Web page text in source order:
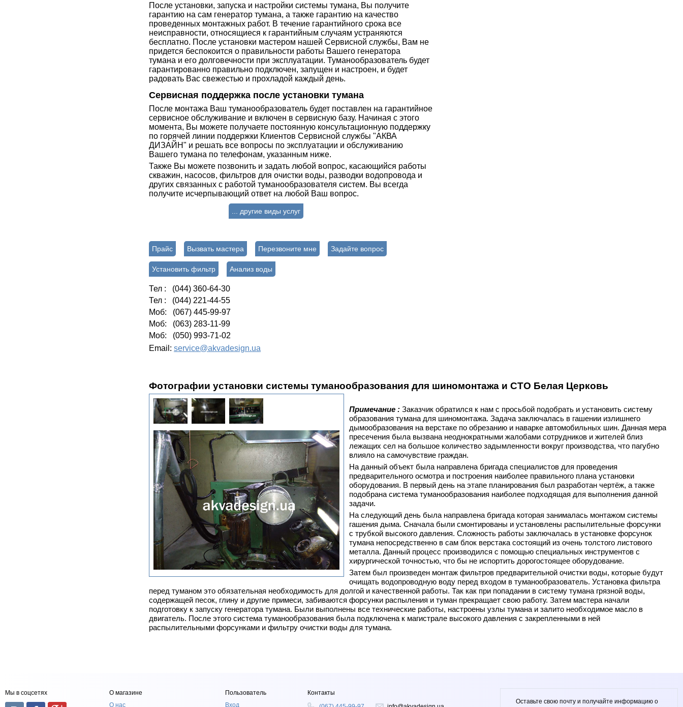
После установки, запуска и настройки системы тумана, Вы получите
гарантию на сам генератор тумана, а также гарантию на качество
проведенных монтажных работ. В течение гарантийного срока все
неисправности, относящиеся к гарантийным случаям устраняются
бесплатно. После установки мастером нашей Сервисной службы, Вам не
придется беспокоится о правильности работы Вашего генератора
тумана и его долговечности при эксплуатации. Туманообразователь будет
гарантированно правильно подключен, запущен и настроен, и будет
радовать Вас свежестью и прохладой каждый день.
Сервисная поддержка после установки тумана
После монтажа Ваш туманообразователь будет поставлен на гарантийное
сервисное обслуживание и включен в сервисную базу. Начиная с этого
момента, Вы можете получаете постоянную консультационную поддержку
по горячей линии поддержки Клиентов Сервисной службы "АКВА
ДИЗАЙН" и решать все вопросы по эксплуатации и обслуживанию
Вашего тумана по телефонам, указанным ниже.
Также Вы можете позвонить и задать любой вопрос, касающийся работы
скважин, насосов, фильтров для очистки воды, разводки водопровода и
других связанных с работой туманообразователя систем. Вы всегда
получите исчерпывающий ответ на любой Ваш вопрос.
... другие виды услуг
Прайс Вызвать мастера Перезвоните мне Задайте вопрос
Установить фильтр Анализ воды
Тел : (044) 360-64-30
Тел : (044) 221-44-55
Моб: (067) 445-99-97
Моб: (063) 283-11-99
Моб: (050) 993-71-02
Email: service@akvadesign.ua
Фотографии установки системы туманообразования для шиномонтажа и СТО Белая Церковь
Примечание :Заказчик обратился к нам с просьбой подобрать и установить систему
образования тумана для шиномонтажа. Задача заключалась в гашении излишнего
дымообразования на верстаке по обрезанию и наварке автомобильных шин. Данная мера
пресечения была вызвана неоднократными жалобами сотрудников и жителей близ
лежащих сел на большое количество задымленности вокруг производства, что пагубно
влияло на самочувствие граждан.
На данный объект была направлена бригада специалистов для проведения
предварительного осмотра и построения наиболее правильного плана установки
оборудования. В первый день на этапе планирования был разработан чертёж, а также
подобрана система туманообразования наиболее подходящая для выполнения данной
задачи.
На следующий день была направлена бригада которая занималась монтажом системы
гашения дыма. Сначала были смонтированы и установлены распылительные форсунки
с трубкой высокого давления. Сложность работы заключалась в установке форсунок
тумана непосредственно в сам блок верстака состоящий из очень толстого листового
металла. Данный процесс производился с помощью специальных инструментов с
хирургической точностью, что бы не испортить дорогостоящее оборудование.
Затем был произведен монтаж фильтров предварительной очистки воды, которые будут
очищать водопроводную воду перед входом в туманообразователь. Установка фильтра
перед туманом это обязательная необходимость для долгой и качественной работы. Так как при попадании в систему тумана грязной воды,
содержащей песок, глину и другие примеси, забиваются форсунки распыления и туман прекращает свою работу. Затем мастера начали
подготовку к запуску генератора тумана. Были выполнены все технические работы, настроены узлы тумана и залито необходимое масло в
двигатель. После этого система туманообразования была подключена к магистрале высокого давления с закрепленными в ней
распылительными форсунками и фильтру очистки воды для тумана.
Мы в соцсетях
О магазине
О нас
Пользователь
Вход
Контакты
Оставьте свою почту и получайте информацию о